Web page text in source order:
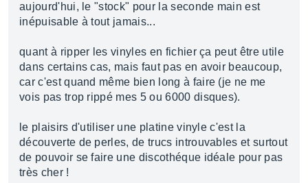
aujourd'hui, le "stock" pour la seconde main est
inépuisable à tout jamais...
quant à ripper les vinyles en fichier ça peut être utile
dans certains cas, mais faut pas en avoir beaucoup,
car c'est quand même bien long à faire (je ne me
vois pas trop rippé mes 5 ou 6000 disques).
le plaisirs d'utiliser une platine vinyle c'est la
découverte de perles, de trucs introuvables et surtout
de pouvoir se faire une discothéque idéale pour pas
très cher !